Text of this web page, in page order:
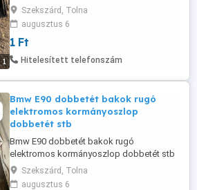
1
Szekszárd, Tolna
augusztus 6
1 Ft
Hitelesített telefonszám
Bmw E90 dobbetét bakok rugó
elektromos kormányoszlop
dobbetét stb
Bmw E90 dobbetét bakok rugó
elektromos kormányoszlop dobbetét stb
Szekszárd, Tolna
augusztus 6